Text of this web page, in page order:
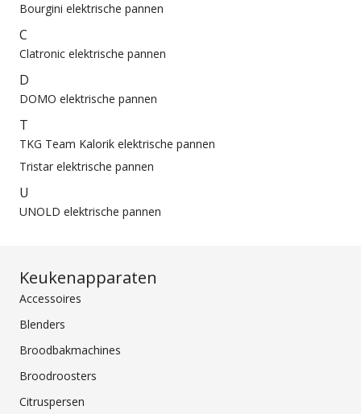
Bourgini elektrische pannen
C
Clatronic elektrische pannen
D
DOMO elektrische pannen
T
TKG Team Kalorik elektrische pannen
Tristar elektrische pannen
U
UNOLD elektrische pannen
Keukenapparaten
Accessoires
Blenders
Broodbakmachines
Broodroosters
Citruspersen